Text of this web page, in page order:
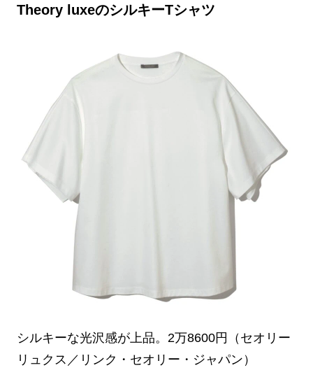
Theory luxeのシルキーTシャツ
シルキーな光沢感が上品。2万8600円（セオリー
リュクス／リンク・セオリー・ジャパン）